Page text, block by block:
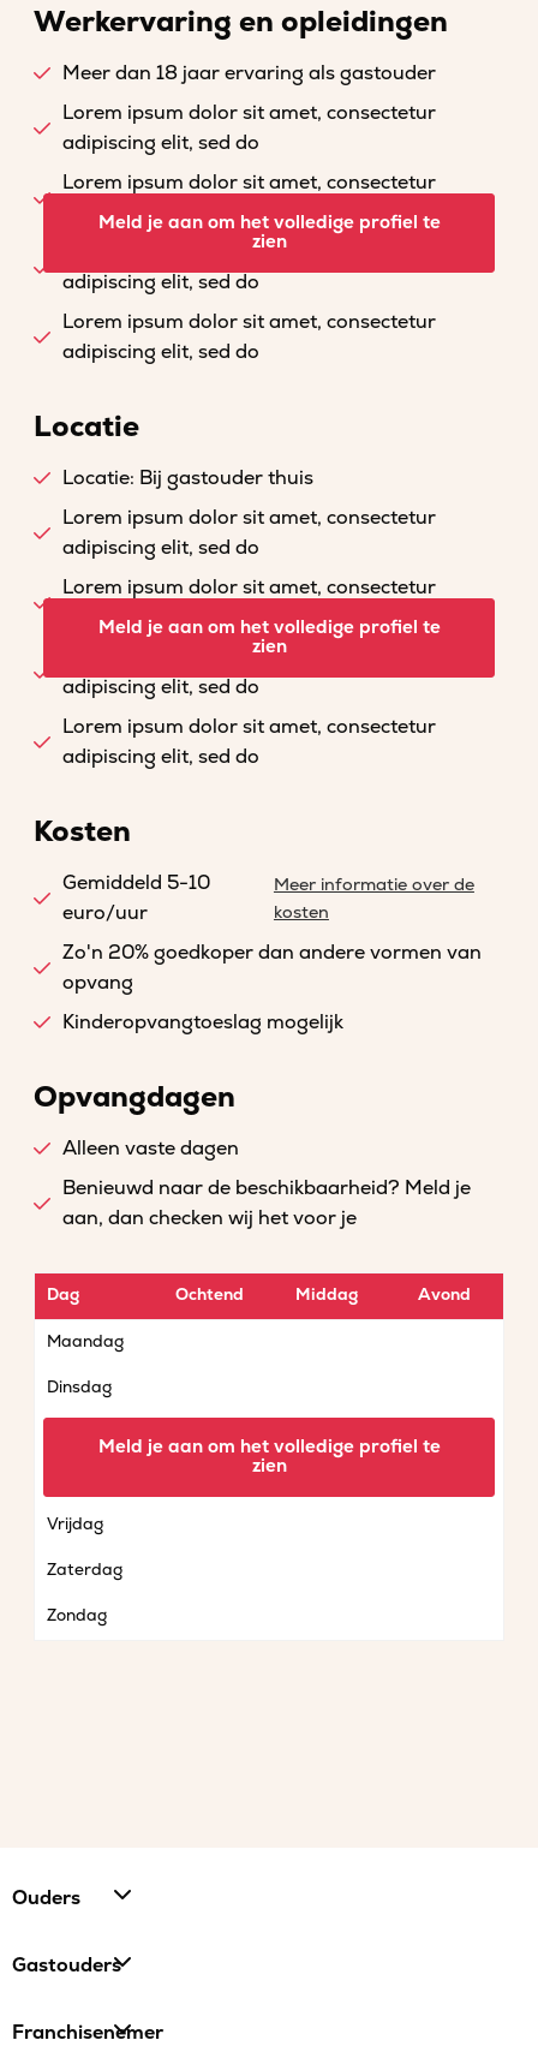
Werkervaring en opleidingen
Meer dan 18 jaar ervaring als gastouder
Lorem ipsum dolor sit amet, consectetur
adipiscing elit, sed do
Lorem ipsum dolor sit amet, consectetur
adipiscing elit, sed do
Lorem ipsum dolor sit amet, consectetur
adipiscing elit, sed do
Lorem ipsum dolor sit amet, consectetur
adipiscing elit, sed do
Meld je aan om het volledige profiel te
zien
Locatie
Locatie: Bij gastouder thuis
Lorem ipsum dolor sit amet, consectetur
adipiscing elit, sed do
Lorem ipsum dolor sit amet, consectetur
adipiscing elit, sed do
Lorem ipsum dolor sit amet, consectetur
adipiscing elit, sed do
Lorem ipsum dolor sit amet, consectetur
adipiscing elit, sed do
Meld je aan om het volledige profiel te
zien
Kosten
Gemiddeld 5-10
euro/uur
Meer informatie over de
kosten
Zo'n 20% goedkoper dan andere vormen van
opvang
Kinderopvangtoeslag mogelijk
Opvangdagen
Alleen vaste dagen
Benieuwd naar de beschikbaarheid? Meld je
aan, dan checken wij het voor je
Dag Ochtend Middag Avond
Maandag
Dinsdag
Vrijdag
Zaterdag
Zondag
Meld je aan om het volledige profiel te
zien
Ouders
Gastouders
Franchisenemer